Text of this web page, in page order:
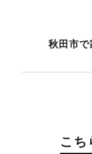
秋田市で
こち